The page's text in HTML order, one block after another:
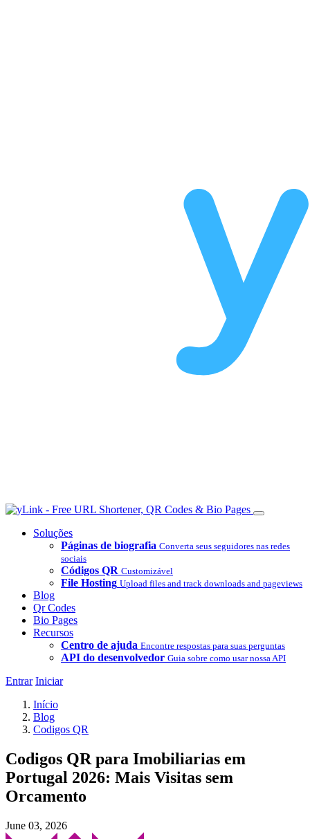
Soluções
Páginas de biografia Converta seus seguidores nas redes
sociais
Códigos QR Customizável
File Hosting Upload files and track downloads and pageviews
Blog
Qr Codes
Bio Pages
Recursos
Centro de ajuda Encontre respostas para suas perguntas
API do desenvolvedor Guia sobre como usar nossa API
Entrar Iniciar
Início
Blog
Codigos QR
Codigos QR para Imobiliarias em
Portugal 2026: Mais Visitas sem
Orcamento
June 03, 2026